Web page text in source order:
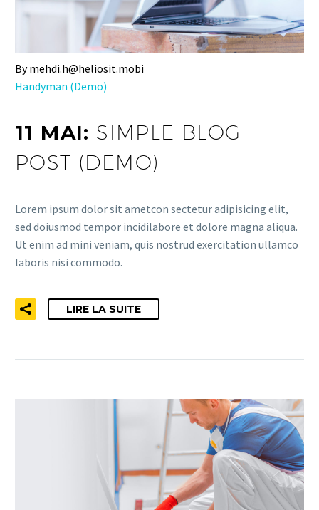
By mehdi.h@heliosit.mobi
Handyman (Demo)
11 MAI: SIMPLE BLOG
POST (DEMO)
Lorem ipsum dolor sit ametcon sectetur adipisicing elit,
sed doiusmod tempor incidilabore et dolore magna aliqua.
Ut enim ad mini veniam, quis nostrud exercitation ullamco
laboris nisi commodo.
LIRE LA SUITE